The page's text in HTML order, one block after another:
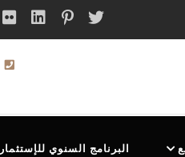
البرنامج السنوي للإستثمار